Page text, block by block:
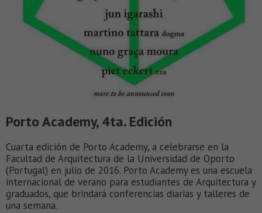
Porto Academy, 4ta. Edición
Cuarta edición de Porto Academy, a celebrarse en la
Facultad de Arquitectura de la Universidad de Oporto
(Portugal) en julio de 2016. Porto Academy es una escuela
internacional de verano para estudiantes de Arquitectura y
graduados, que brindará conferencias diarias y talleres de
una semana.